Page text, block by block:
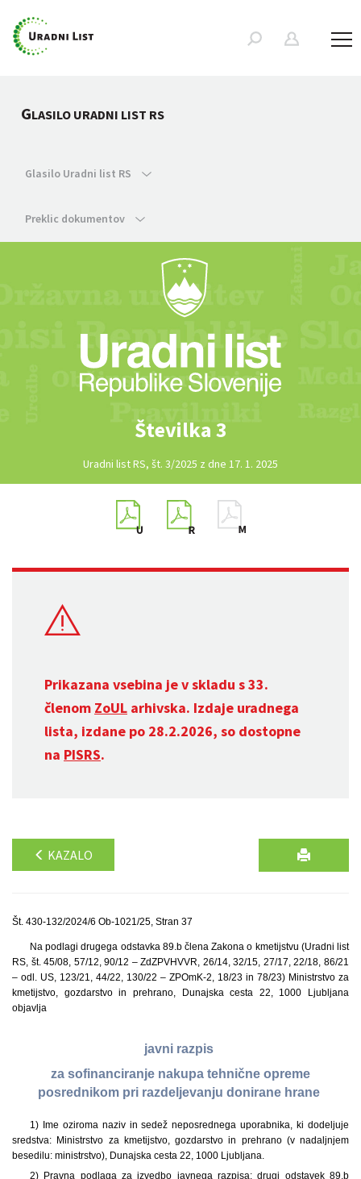
GLASILO URADNI LIST RS
Glasilo Uradni list RS
Preklic dokumentov
Številka 3
Uradni list RS, št. 3/2025 z dne 17. 1. 2025
Prikazana vsebina je v skladu s 33.
členom ZoUL arhivska. Izdaje uradnega
lista, izdane po 28.2.2026, so dostopne
na PISRS.
KAZALO
Št. 430-132/2024/6 Ob-1021/25, Stran 37
Na podlagi drugega odstavka 89.b člena Zakona o kmetijstvu (Uradni list
RS, št. 45/08, 57/12, 90/12 – ZdZPVHVVR, 26/14, 32/15, 27/17, 22/18, 86/21
– odl. US, 123/21, 44/22, 130/22 – ZPOmK-2, 18/23 in 78/23) Ministrstvo za
kmetijstvo, gozdarstvo in prehrano, Dunajska cesta 22, 1000 Ljubljana
objavlja
javni razpis
za sofinanciranje nakupa tehnične opreme
posrednikom pri razdeljevanju donirane hrane
1) Ime oziroma naziv in sedež neposrednega uporabnika, ki dodeljuje
sredstva: Ministrstvo za kmetijstvo, gozdarstvo in prehrano (v nadaljnjem
besedilu: ministrstvo), Dunajska cesta 22, 1000 Ljubljana.
2) Pravna podlaga za izvedbo javnega razpisa: drugi odstavek 89.b